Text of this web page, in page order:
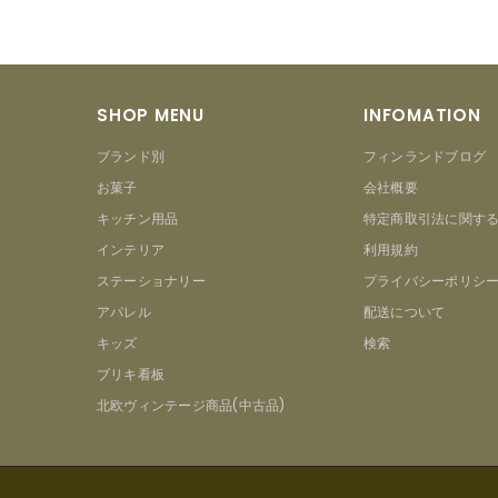
SHOP MENU
ブランド別
お菓子
キッチン用品
インテリア
ステーショナリー
アパレル
キッズ
ブリキ看板
北欧ヴィンテージ商品(中古品)
INFOMATION
フィンランドブログ
会社概要
特定商取引法に関す
利用規約
プライバシーポリシ
配送について
検索